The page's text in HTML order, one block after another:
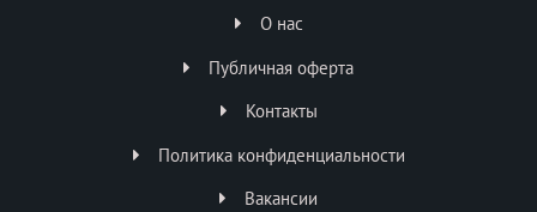
О нас
Публичная оферта
Контакты
Политика конфиденциальности
Вакансии